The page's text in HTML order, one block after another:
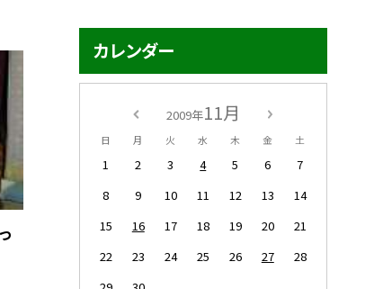
カレンダー
2009年11月
日 月 火 水 木 金 土
1 2 3 4 5 6
7
8
9 10 11 12 13
14
15
16 17 18 19 20
21
22
23 24 25 26 27
28